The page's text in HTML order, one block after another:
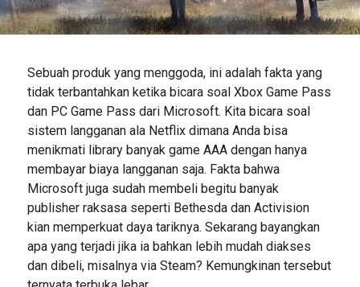
Sebuah produk yang menggoda, ini adalah fakta yang
tidak terbantahkan ketika bicara soal Xbox Game Pass
dan PC Game Pass dari Microsoft. Kita bicara soal
sistem langganan ala Netflix dimana Anda bisa
menikmati library banyak game AAA dengan hanya
membayar biaya langganan saja. Fakta bahwa
Microsoft juga sudah membeli begitu banyak
publisher raksasa seperti Bethesda dan Activision
kian memperkuat daya tariknya. Sekarang bayangkan
apa yang terjadi jika ia bahkan lebih mudah diakses
dan dibeli, misalnya via Steam? Kemungkinan tersebut